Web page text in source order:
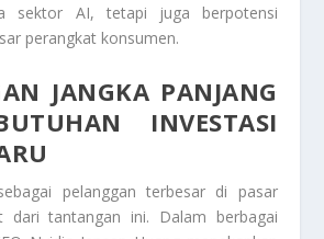
sektor AI, tetapi juga berpotensi
perangkat konsumen.
JANGKA PANJANG
INVESTASI
pelanggan terbesar di pasar
dari tantangan ini. Dalam berbagai